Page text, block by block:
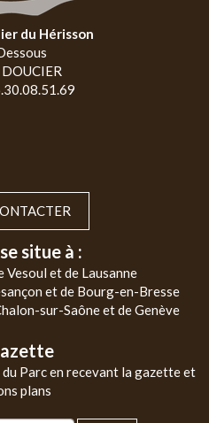
du Hérisson
situe à :
Vesoul et de Lausanne
et de Bourg-en-Bresse
sur-Saône et de Genève
Parc en recevant la gazette et
plans